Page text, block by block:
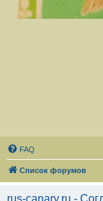
FAQ
Список форумов
rus-canary.ru -